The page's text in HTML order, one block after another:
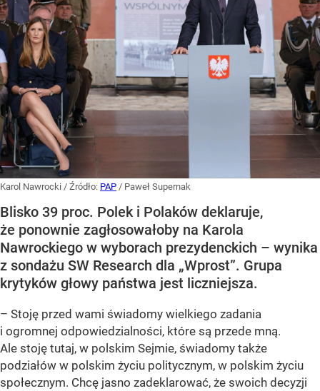
Karol Nawrocki / Źródło: PAP / Paweł Supernak
Blisko 39 proc. Polek i Polaków deklaruje,
że ponownie zagłosowałoby na Karola
Nawrockiego w wyborach prezydenckich – wynika
z sondażu SW Research dla „Wprost”. Grupa
krytyków głowy państwa jest liczniejsza.
– Stoję przed wami świadomy wielkiego zadania
i ogromnej odpowiedzialności, które są przede mną.
Ale stoję tutaj, w polskim Sejmie, świadomy także
podziałów w polskim życiu politycznym, w polskim życiu
społecznym. Chcę jasno zadeklarować, że swoich decyzji